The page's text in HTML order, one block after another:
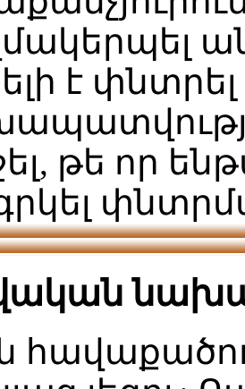
է
թե որ